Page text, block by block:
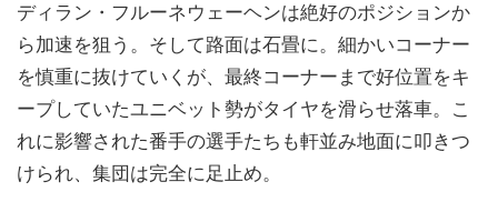
ディラン・フルーネウェーヘンは絶好のポジションか
ら加速を狙う。そして路面は石畳に。細かいコーナー
を慎重に抜けていくが、最終コーナーまで好位置をキ
ープしていたユニベット勢がタイヤを滑らせ落車。こ
れに影響された番手の選手たちも軒並み地面に叩きつ
けられ、集団は完全に足止め。